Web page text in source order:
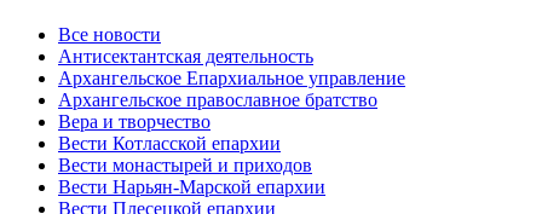
Все новости
Антисектантская деятельность
Архангельское Епархиальное управление
Архангельское православное братство
Вера и творчество
Вести Котласской епархии
Вести монастырей и приходов
Вести Нарьян-Марской епархии
Вести Плесецкой епархии